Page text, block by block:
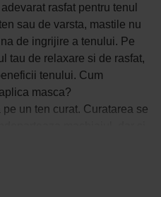
rasfat pentru tenul
sau de varsta, mastile nu
de ingrijire a tenului. Pe
tau de relaxare si de rasfat,
tenului. Cum
masca?
un ten curat. Curatarea se
Multi dintre specialisti